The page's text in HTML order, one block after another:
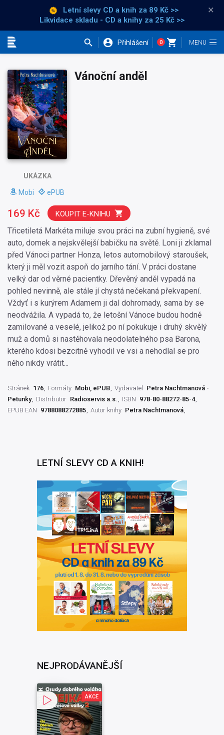
Letní slevy CD a knih za 89 Kč >>
Likvidace skladu - CD a knihy za 25 Kč >>
×
Přihlášení 0
UKÁZKA
Mobi ePUB
Vánoční anděl
Třicetiletá Markéta miluje svou práci na zubní hygieně, své
auto, domek a nejskvělejší babičku na světě. Loni ji zklamal
před Vánoci partner Honza, letos automobilový staroušek,
který ji měl vozit aspoň do jarního tání. V práci dostane
velký dar od věrné pacientky. Dřevěný anděl vypadá na
pohled nevinně, ale stále jí chystá nečekaná překvapení.
Vždyť i s kurýrem Adamem ji dal dohromady, sama by se
neodvážila. A vypadá to, že letošní Vánoce budou hodně
zamilované a veselé, jelikož po ní pokukuje i druhý skvělý
muž a domů si nastěhovala neodolatelného psa Barona,
kterého kdosi bezcitně vyhodil ve vsi a nehodlal se pro
něho nikdy vrátit...
169 Kč KOUPIT E-KNIHU
Stránek 176 Formáty Mobi, ePUB Vydavatel
Petra Nachtmanová -
Petunky
Distributor Radioservis a.s. ISBN 978-80-88272-85-4
EPUB EAN 9788088272885 Autor knihy Petra Nachtmanová
LETNÍ SLEVY CD A KNIH!
NEJPRODÁVANĚJŠÍ
AKCE